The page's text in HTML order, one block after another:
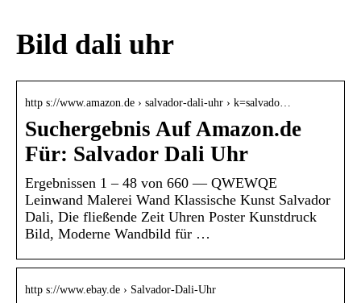
Bild dali uhr
http s://www.amazon.de › salvador-dali-uhr › k=salvado…
Suchergebnis Auf Amazon.de
Für: Salvador Dali Uhr
Ergebnissen 1 – 48 von 660 — QWEWQE
Leinwand Malerei Wand Klassische Kunst Salvador
Dali, Die fließende Zeit Uhren Poster Kunstdruck
Bild, Moderne Wandbild für …
http s://www.ebay.de › Salvador-Dali-Uhr